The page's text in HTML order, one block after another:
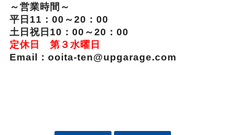
～営業時間～
平日11：00～20：00
土日祝日10：00～20：00
定休日 第３水曜日
Email：ooita-ten@upgarage.com